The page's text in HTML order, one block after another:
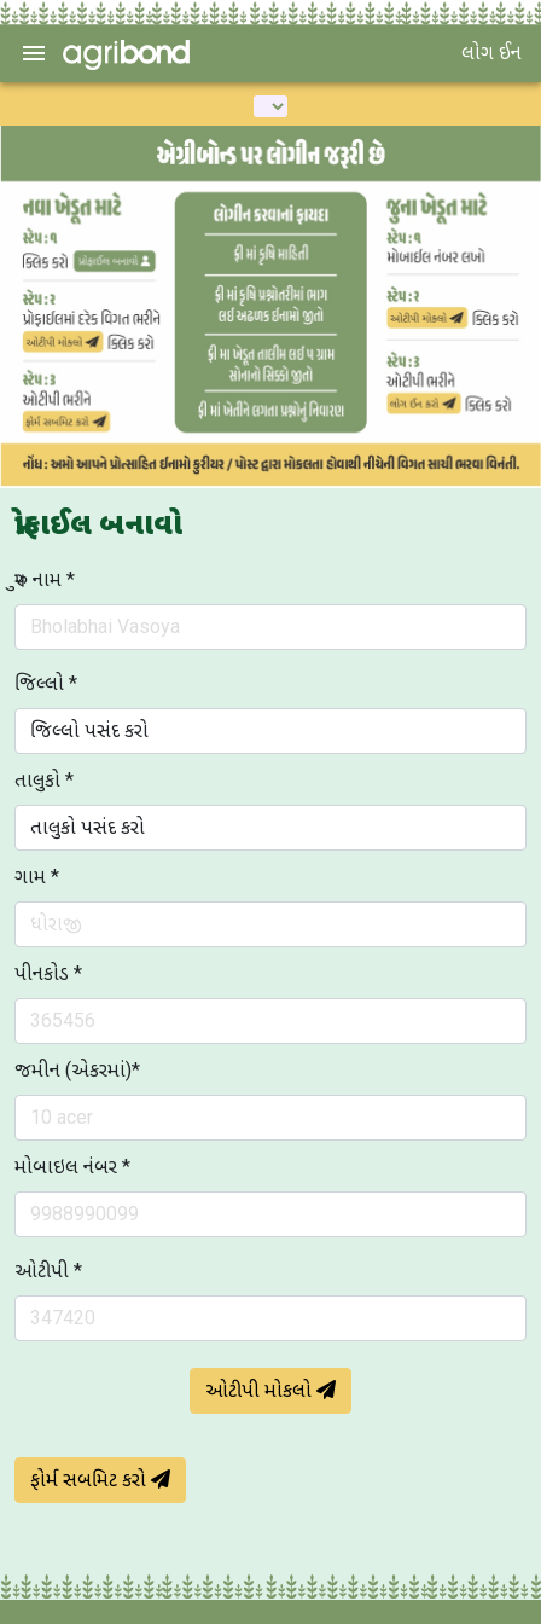
લોગ ઈન
પ્રોફાઈલ બનાવો
પુરુ નામ *
જિલ્લો *
તાલુકો *
ગામ *
પીનકોડ *
જમીન (એકરમાં)*
મોબાઇલ નંબર *
ઓટીપી *
ઓટીપી મોકલો
ફોર્મ સબમિટ કરો